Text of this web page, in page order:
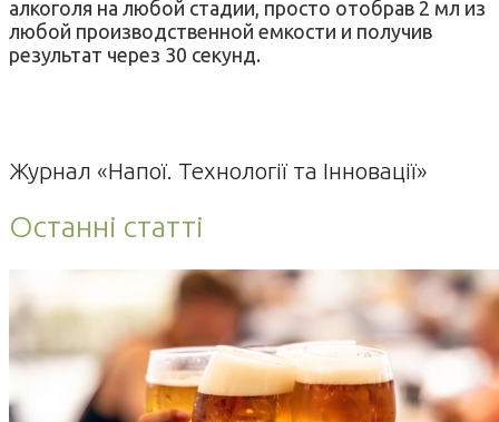
алкоголя на любой стадии, просто отобрав 2 мл из
любой производственной емкости и получив
результат через 30 секунд.
Журнал «Напої. Технології та Інновації»
Останні статті